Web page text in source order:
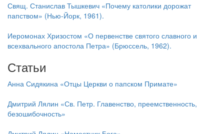
Свящ. Станислав Тышкевич «Почему католики дорожат
папством» (Нью-Йорк, 1961).
Иеромонах Хризостом «О первенстве святого славного и
всехвального апостола Петра» (Брюссель, 1962).
Статьи
Анна Сидякина «Отцы Церкви о папском Примате»
Дмитрий Лялин «Св. Петр. Главенство, преемственность,
безошибочность»